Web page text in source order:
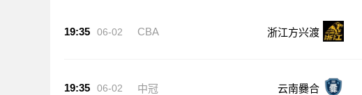
19:35 06-02 CBA 浙江方兴渡
19:35 06-02 中冠 云南爨合